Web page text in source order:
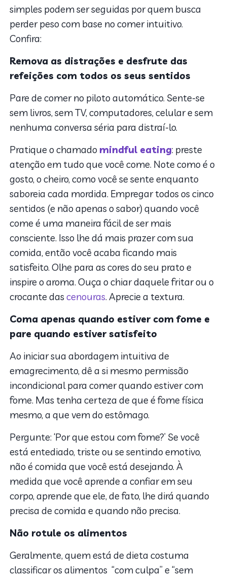
simples podem ser seguidas por quem busca
perder peso com base no comer intuitivo.
Confira:
Remova as distrações e desfrute das
refeições com todos os seus sentidos
Pare de comer no piloto automático. Sente-se
sem livros, sem TV, computadores, celular e sem
nenhuma conversa séria para distraí-lo.
Pratique o chamado mindful eating: preste
atenção em tudo que você come. Note como é o
gosto, o cheiro, como você se sente enquanto
saboreia cada mordida. Empregar todos os cinco
sentidos (e não apenas o sabor) quando você
come é uma maneira fácil de ser mais
consciente. Isso lhe dá mais prazer com sua
comida, então você acaba ficando mais
satisfeito. Olhe para as cores do seu prato e
inspire o aroma. Ouça o chiar daquele fritar ou o
crocante dascenouras. Aprecie a textura.
Coma apenas quando estiver com fome e
pare quando estiver satisfeito
Ao iniciar sua abordagem intuitiva de
emagrecimento, dê a si mesmo permissão
incondicional para comer quando estiver com
fome. Mas tenha certeza de que é fome física
mesmo, a que vem do estômago.
Pergunte: ‘Por que estou com fome?’ Se você
está entediado, triste ou se sentindo emotivo,
não é comida que você está desejando. À
medida que você aprende a confiar em seu
corpo, aprende que ele, de fato, lhe dirá quando
precisa de comida e quando não precisa.
Não rotule os alimentos
Geralmente, quem está de dieta costuma
classificar os alimentos “com culpa” e “sem